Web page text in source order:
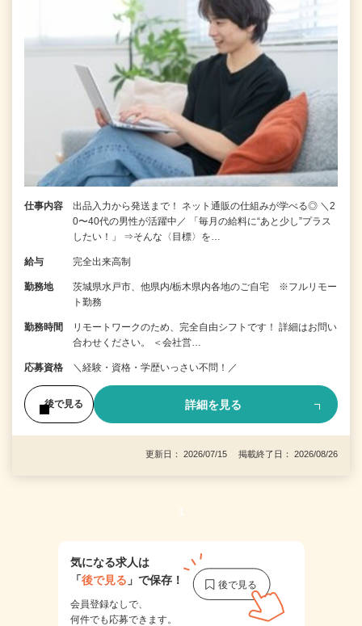
仕事内容
出品入力から発送まで！ ネット通販の仕組みが学べる◎ ＼2
0〜40代の男性が活躍中／ 「毎月の給料に“あと少し”プラス
したい！」 ⇒そんな〈目標〉を…
給与 完全出来高制
勤務地
茨城県水戸市、他県内/栃木県内各地のご自宅 ※フルリモー
ト勤務
勤務時間
リモートワークのため、完全自由シフトです！ 詳細はお問い
合わせください。 ＜会社営…
応募資格 ＼経験・資格・学歴いっさい不問！／
後で見る 詳細を見る
更新日： 2026/07/15 掲載終了日： 2026/08/26
1
気になる求人は
「後で見る 」で保存！
会員登録なしで、
何件でも応募できます。